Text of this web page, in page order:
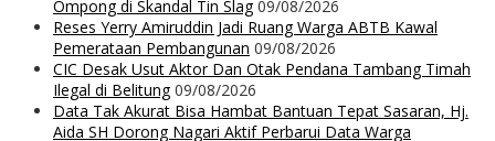
Ompong di Skandal Tin Slag 09/08/2026
Reses Yerry Amiruddin Jadi Ruang Warga ABTB Kawal
Pemerataan Pembangunan 09/08/2026
CIC Desak Usut Aktor Dan Otak Pendana Tambang Timah
Ilegal di Belitung 09/08/2026
Data Tak Akurat Bisa Hambat Bantuan Tepat Sasaran, Hj.
Aida SH Dorong Nagari Aktif Perbarui Data Warga